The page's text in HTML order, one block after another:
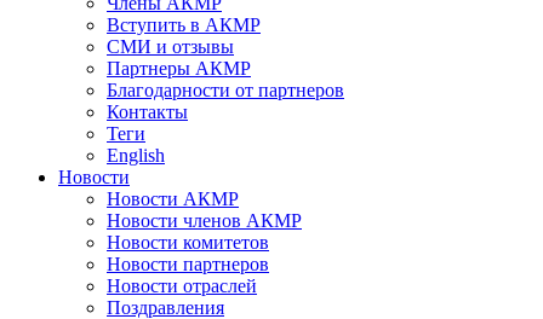
Вступить в АКМР
СМИ и отзывы
Партнеры АКМР
Благодарности от партнеров
Контакты
Теги
English
Новости
Новости АКМР
Новости членов АКМР
Новости комитетов
Новости партнеров
Новости отраслей
Поздравления